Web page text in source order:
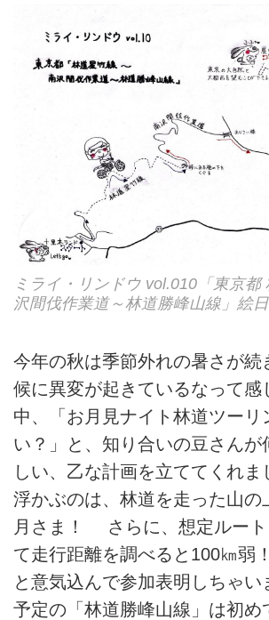
ミライ・リンドウ vol.010「東京都
沢間伐作業道～林道勝峰山線」絵
今年の秋は季節外れの暑さが続
候に異変が起きているなって感
中、「お月見ナイト林道ツーリ
い？」と、知り合いの豆さんが
しい、乙な計画を立ててくれま
浮かぶのは、林道を走った山の
月さま！ さらに、想定ルート
て走行距離を調べると100㎞弱
と意気込んで参加表明しちゃい
予定の「林道勝峰山線」は初め